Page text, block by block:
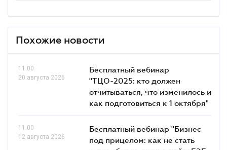
Похожие новости
11.00
20 августа 2026
Бесплатный вебинар
"ТЦО-2025: кто должен
отчитываться, что изменилось и
как подготовиться к 1 октября"
11.00
12 августа 2026
Бесплатный вебинар "Бизнес
под прицелом: как не стать